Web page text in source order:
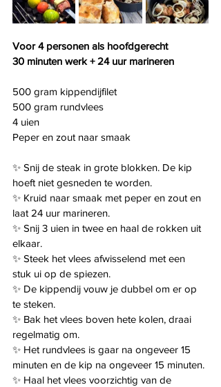
Voor 4 personen als hoofdgerecht
30 minuten werk + 24 uur marineren
500 gram kippendijfilet
500 gram rundvlees
4 uien
Peper en zout naar smaak
✨ Snij de steak in grote blokken. De kip
hoeft niet gesneden te worden.
✨ Kruid naar smaak met peper en zout en
laat 24 uur marineren.
✨ Snij 3 uien in twee en haal de rokken uit
elkaar.
✨ Steek het vlees afwisselend met een
stuk ui op de spiezen.
✨ De kippendij vouw je dubbel om er op
te steken.
✨ Bak het vlees boven hete kolen, draai
regelmatig om.
✨ Het rundvlees is gaar na ongeveer 15
minuten en de kip na ongeveer 15 minuten.
✨ Haal het vlees voorzichtig van de